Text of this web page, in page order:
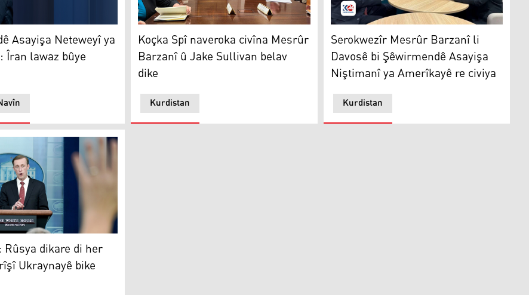
Neteweyî ya Amerîkayê: Îran lawaz bûye
Asayişa Neteweyî ya
Îran lawaz bûye
Koçka Spî naveroka civîna Mesrûr Barzanî û Jake Sullivan belav dike
Kurdistan
Koçka Spî naveroka civîna Mesrûr
Barzanî û Jake Sullivan belav
dike
Serokwezîr Mesrûr Barzanî li Davosê bi
Kurdistan
Serokwezîr Mesrûr Barzanî li
Davosê bi Şêwirmendê Asayişa
Niştimanî ya Amerîkayê re civiya
li gorî destûrê dike
dikare di her kêliyê de êrîşî Ukraynayê bike
Rûsya dikare di her
Ukraynayê bike